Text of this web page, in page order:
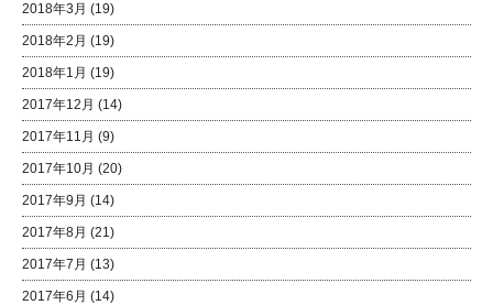
2018年3月 (19)
2018年2月 (19)
2018年1月 (19)
2017年12月 (14)
2017年11月 (9)
2017年10月 (20)
2017年9月 (14)
2017年8月 (21)
2017年7月 (13)
2017年6月 (14)